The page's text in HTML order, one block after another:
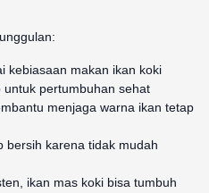
kebiasaan makan ikan koki
pertumbuhan sehat
menjaga warna ikan tetap
bersih karena tidak mudah
ikan mas koki bisa tumbuh